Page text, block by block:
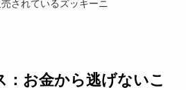
されているズッキーニ
：お金から逃げないこ